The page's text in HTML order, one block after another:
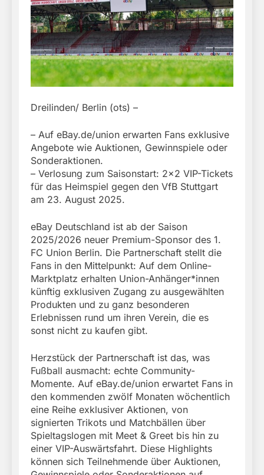
Dreilinden/ Berlin (ots) –
– Auf eBay.de/union erwarten Fans exklusive
Angebote wie Auktionen, Gewinnspiele oder
Sonderaktionen.
– Verlosung zum Saisonstart: 2×2 VIP-Tickets
für das Heimspiel gegen den VfB Stuttgart
am 23. August 2025.
eBay Deutschland ist ab der Saison
2025/2026 neuer Premium-Sponsor des 1.
FC Union Berlin. Die Partnerschaft stellt die
Fans in den Mittelpunkt: Auf dem Online-
Marktplatz erhalten Union-Anhänger*innen
künftig exklusiven Zugang zu ausgewählten
Produkten und zu ganz besonderen
Erlebnissen rund um ihren Verein, die es
sonst nicht zu kaufen gibt.
Herzstück der Partnerschaft ist das, was
Fußball ausmacht: echte Community-
Momente. Auf eBay.de/union erwartet Fans in
den kommenden zwölf Monaten wöchentlich
eine Reihe exklusiver Aktionen, von
signierten Trikots und Matchbällen über
Spieltagslogen mit Meet & Greet bis hin zu
einer VIP-Auswärtsfahrt. Diese Highlights
können sich Teilnehmende über Auktionen,